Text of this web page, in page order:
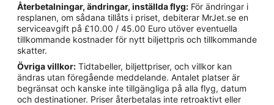
Hotell i Benalmádena
Hotell i Casabermeja
Hotell i Comares
Hotell i El Borge
Hotell i La Cala del Moral
Återbetalningar, ändringar, inställda flyg: För ändringar i
resplanen, om sådana tillåts i priset, debiterar MrJet.se en
serviceavgift på £10.00 / 45.00 Euro utöver eventuella
tillkommande kostnader för nytt biljettpris och tillkommande
skatter.
Övriga villkor: Tidtabeller, biljettpriser, och villkor kan
ändras utan föregående meddelande. Antalet platser är
begränsat och kanske inte tillgängliga på alla flyg, datum
och destinationer. Priser återbetalas inte retroaktivt eller